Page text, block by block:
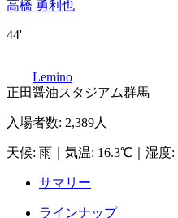
高橋 勇利也
44'
Lemino
正田醤油スタジアム群馬
入場者数: 2,389人
天候: 雨 気温: 16.3℃ 湿度:
サマリー
ラインナップ